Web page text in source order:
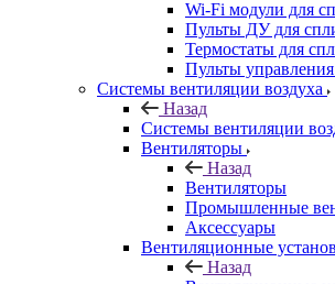
Wi-Fi модули для
Пульты ДУ для
Термостаты для
Пульты
Системы вентиляции воздуха
Назад
Системы вентиляции
Вентиляторы
Назад
Вентиляторы
Промышленные
Аксессуары
Вентиляционные
Назад